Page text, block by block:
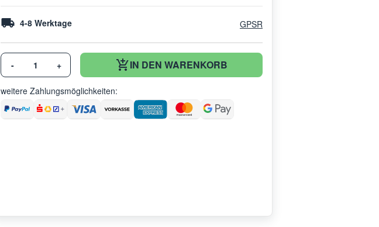
4-8 Werktage GPSR
- + IN DEN WARENKORB
weitere Zahlungsmöglichkeiten: